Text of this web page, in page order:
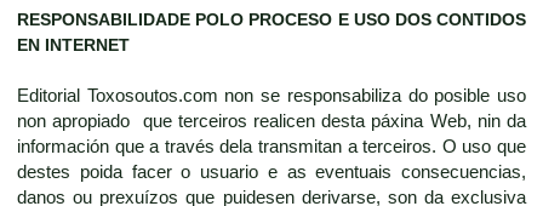
RESPONSABILIDADE POLO PROCESO E USO DOS CONTIDOS
EN INTERNET
Editorial Toxosoutos.com non se responsabiliza do posible uso
non apropiado que terceiros realicen desta páxina Web, nin da
información que a través dela transmitan a terceiros. O uso que
destes poida facer o usuario e as eventuais consecuencias,
danos ou prexuízos que puidesen derivarse, son da exclusiva